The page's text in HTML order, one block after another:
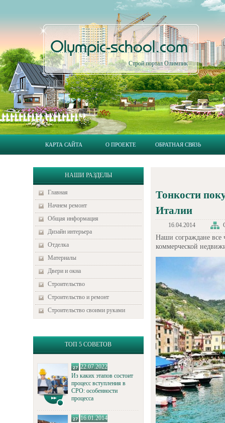
Olympic-school.com
Строй портал Олимпик
КАРТА САЙТА О ПРОЕКТЕ ОБРАТНАЯ СВЯЗЬ
НАШИ РАЗДЕЛЫ
Главная
Начнем ремонт
Общая информация
Дизайн интерьера
Отделка
Материалы
Двери и окна
Строительство
Строительство и ремонт
Строительство своими руками
ТОП 5 СОВЕТОВ
22.07.2022
Из каких этапов состоит
процесс вступления в
СРО: особенности
процесса
16.01.2014
Тонкости
Италии
16.04.2014
Наши сограждане все
коммерческой